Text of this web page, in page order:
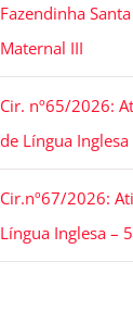
Fazendinha
Maternal III
Cir. nº65/2026:
de Língua Inglesa
Cir.nº67/2026:
Língua Inglesa –